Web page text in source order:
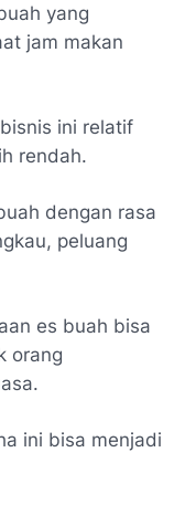
yang
jam makan
ini relatif
rendah.
dengan rasa
peluang
es buah bisa
orang
ini bisa menjadi